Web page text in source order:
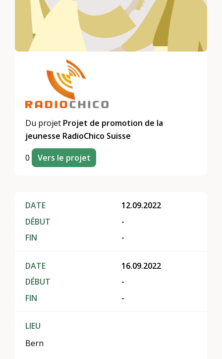
Du projet Projet de promotion de la
jeunesse RadioChico Suisse
0 Vers le projet
DATE
DÉBUT
FIN
12.09.2022
-
-
DATE
DÉBUT
FIN
16.09.2022
-
-
LIEU
Bern